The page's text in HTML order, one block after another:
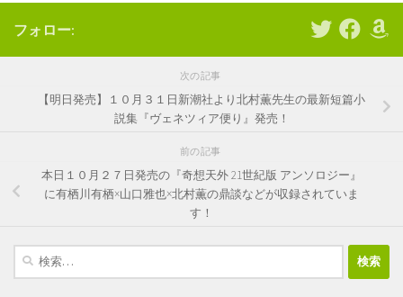
フォロー:
次の記事
【明日発売】１０月３１日新潮社より北村薫先生の最新短篇小
説集『ヴェネツィア便り』発売！
前の記事
本日１０月２７日発売の『奇想天外 21世紀版 アンソロジー』
に有栖川有栖×山口雅也×北村薫の鼎談などが収録されていま
す！
検